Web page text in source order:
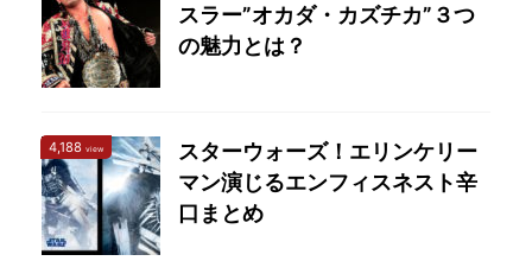
スラー”オカダ・カズチカ”３つ
の魅力とは？
4,188 view
スターウォーズ！エリンケリー
マン演じるエンフィスネスト辛
口まとめ